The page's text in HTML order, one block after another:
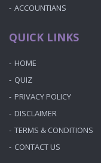
ACCOUNTIANS
QUICK LINKS
HOME
QUIZ
PRIVACY POLICY
DISCLAIMER
TERMS & CONDITIONS
CONTACT US